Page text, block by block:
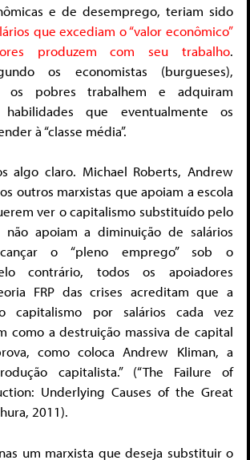
e de desemprego, teriam sido
que excediam o “valor econômico”
produzem com seu trabalho.
os economistas (burgueses),
os pobres trabalhem e adquiram
que eventualmente os
à “classe média”.
algo claro. Michael Roberts, Andrew
outros marxistas que apoiam a escola
ver o capitalismo substituído pelo
não apoiam a diminuição de salários
o “pleno emprego” sob o
contrário, todos os apoiadores
FRP das crises acreditam que a
capitalismo por salários cada vez
como a destruição massiva de capital
como coloca Andrew Kliman, a
capitalista.” (“The Failure of
Underlying Causes of the Great
2011).
um marxista que deseja substituir o